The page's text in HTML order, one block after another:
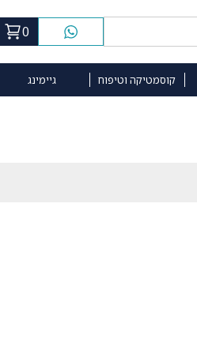
0
קוסמטיקה וטיפוח גיימינג